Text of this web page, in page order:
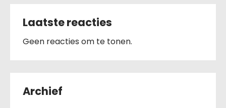
Laatste reacties
Geen reacties om te tonen.
Archief